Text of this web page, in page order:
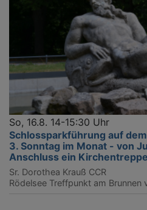
So, 16.8. 14-15:30 Uhr
Schlossparkführung auf
3. Sonntag im Monat - von
Anschluss ein
Sr. Dorothea Krauß CCR
Rödelsee Treffpunkt am Brunnen